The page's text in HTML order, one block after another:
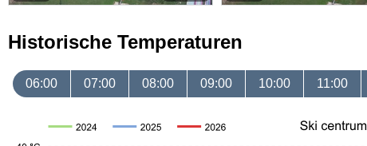
Historische Temperaturen
06:00 07:00 08:00 09:00 10:00 11:00